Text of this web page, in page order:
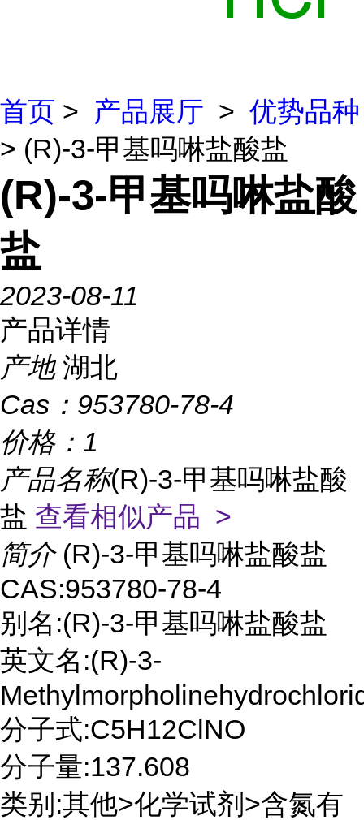
首页 > 产品展厅 > 优势品种
> (R)-3-甲基吗啉盐酸盐
(R)-3-甲基吗啉盐酸
盐
2023-08-11
产品详情
产地 湖北
Cas： 953780-78-4
价格： 1
产品名称(R)-3-甲基吗啉盐酸
盐 查看相似产品 >
简介 (R)-3-甲基吗啉盐酸盐
CAS:953780-78-4
别名:(R)-3-甲基吗啉盐酸盐
英文名:(R)-3-
分子式:C5H12ClNO
分子量:137.608
类别:其他>化学试剂>含氮有